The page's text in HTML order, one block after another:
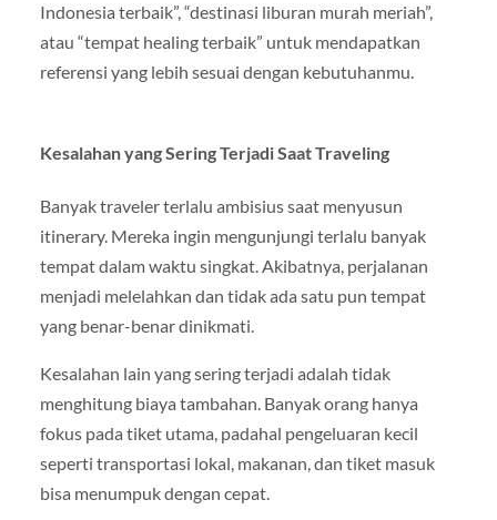
Indonesia terbaik”, “destinasi liburan murah meriah”,
atau “tempat healing terbaik” untuk mendapatkan
referensi yang lebih sesuai dengan kebutuhanmu.
Kesalahan yang Sering Terjadi Saat Traveling
Banyak traveler terlalu ambisius saat menyusun
itinerary. Mereka ingin mengunjungi terlalu banyak
tempat dalam waktu singkat. Akibatnya, perjalanan
menjadi melelahkan dan tidak ada satu pun tempat
yang benar-benar dinikmati.
Kesalahan lain yang sering terjadi adalah tidak
menghitung biaya tambahan. Banyak orang hanya
fokus pada tiket utama, padahal pengeluaran kecil
seperti transportasi lokal, makanan, dan tiket masuk
bisa menumpuk dengan cepat.